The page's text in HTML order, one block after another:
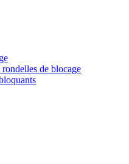
de blocage